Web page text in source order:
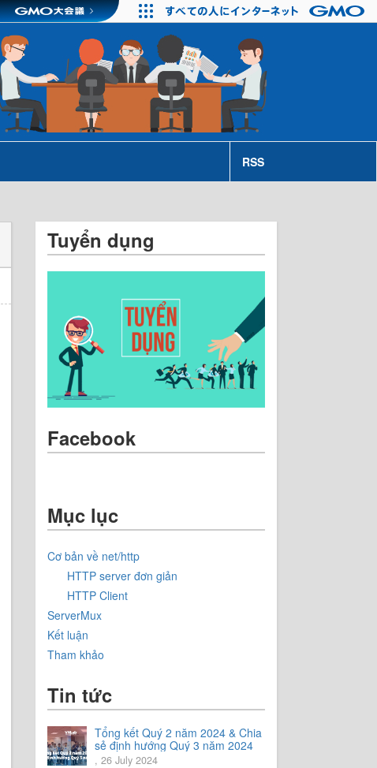
RSS
Tuyển dụng
Facebook
Mục lục
Cơ bản về net/http
HTTP server đơn giản
HTTP Client
ServerMux
Kết luận
Tham khảo
Tin tức
Tổng kết Quý 2 năm 2024 & Chia
sẻ định hướng Quý 3 năm 2024
, 26 July 2024